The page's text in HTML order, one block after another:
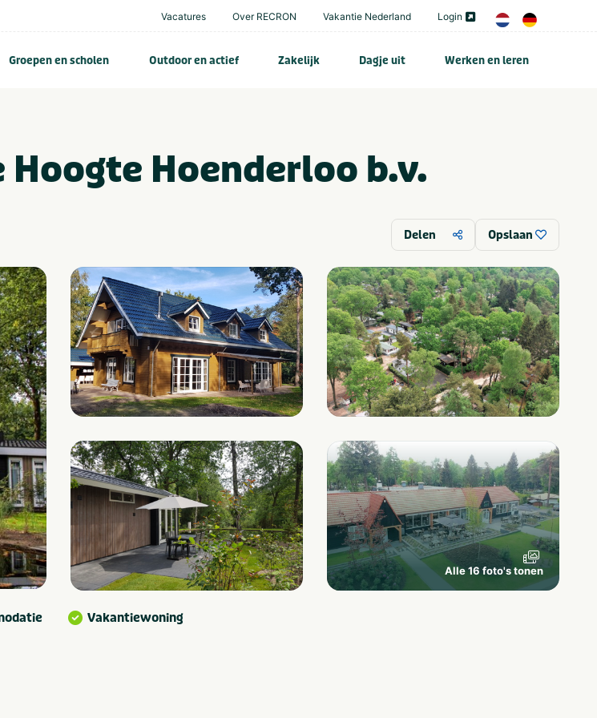
Vacatures Over RECRON Vakantie Nederland Login
Groepen en scholen Outdoor en actief Zakelijk Dagje uit Werken en leren
Hoenderloo b.v.
Delen Opslaan
Alle 16 foto's tonen
Vakantiewoning